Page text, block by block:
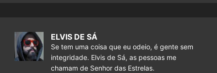
ELVIS DE SÁ
Se tem uma coisa que eu odeio, é gente sem
integridade. Elvis de Sá, as pessoas me
chamam de Senhor das Estrelas.